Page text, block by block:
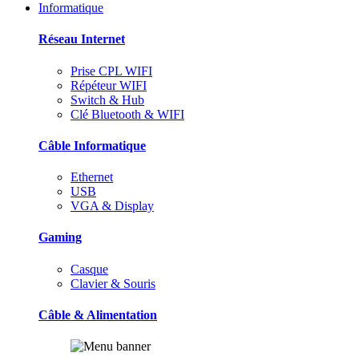
Informatique
Réseau Internet
Prise CPL WIFI
Répéteur WIFI
Switch & Hub
Clé Bluetooth & WIFI
Câble Informatique
Ethernet
USB
VGA & Display
Gaming
Casque
Clavier & Souris
Câble & Alimentation